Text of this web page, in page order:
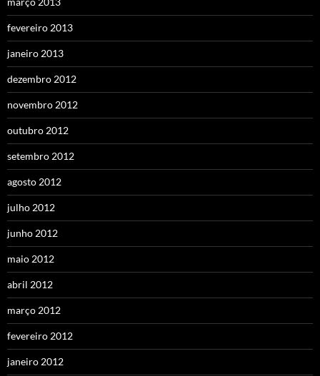
fevereiro 2013
janeiro 2013
dezembro 2012
novembro 2012
outubro 2012
setembro 2012
agosto 2012
julho 2012
junho 2012
maio 2012
abril 2012
março 2012
fevereiro 2012
janeiro 2012